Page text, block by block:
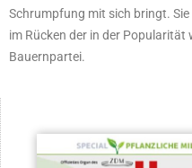
Schrumpfung mit sich bringt.
im Rücken der in der Popularität
Bauernpartei.